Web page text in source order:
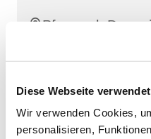
Diese Webseite
Wir verwenden Cookies,
personalisieren,
Pfarrsaal,